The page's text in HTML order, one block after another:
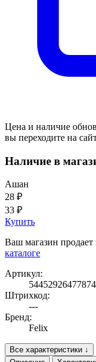
Цена и наличие
вы переходите на
Наличие в
Ашан
28 ₽
33 ₽
Купить
Ваш магазин продает
каталоге
Артикул:
Штрихкод:
---
Бренд:
Felix
Все характеристики ↓